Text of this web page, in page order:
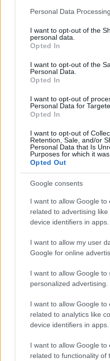
Please note that this website/
not limited to your visit or
grant or deny consent to
use your data for below
consent section.
Personal Data
I want to opt-out of the
personal data.
Opted In
I want to opt-out of the
Personal Data.
Opted In
I want to opt-out of
Personal Data for
Opted In
I want to opt-out of
Retention, Sale, and/or
Personal Data that Is
Purposes for which it was
Opted Out
Google consents
I want to allow Google to
related to advertising
device identifiers in apps.
I want to allow my user
Google for online
I want to allow Google to
personalized advertising.
I want to allow Google to
related to analytics like
device identifiers in apps.
I want to allow Google to
related to functionality of
uziet ļoti biedējošu
“Pirmoreizi
redzu.”
veikalā
šo zodiaka zīmju
pārstāvjiem labāk
Atcelt